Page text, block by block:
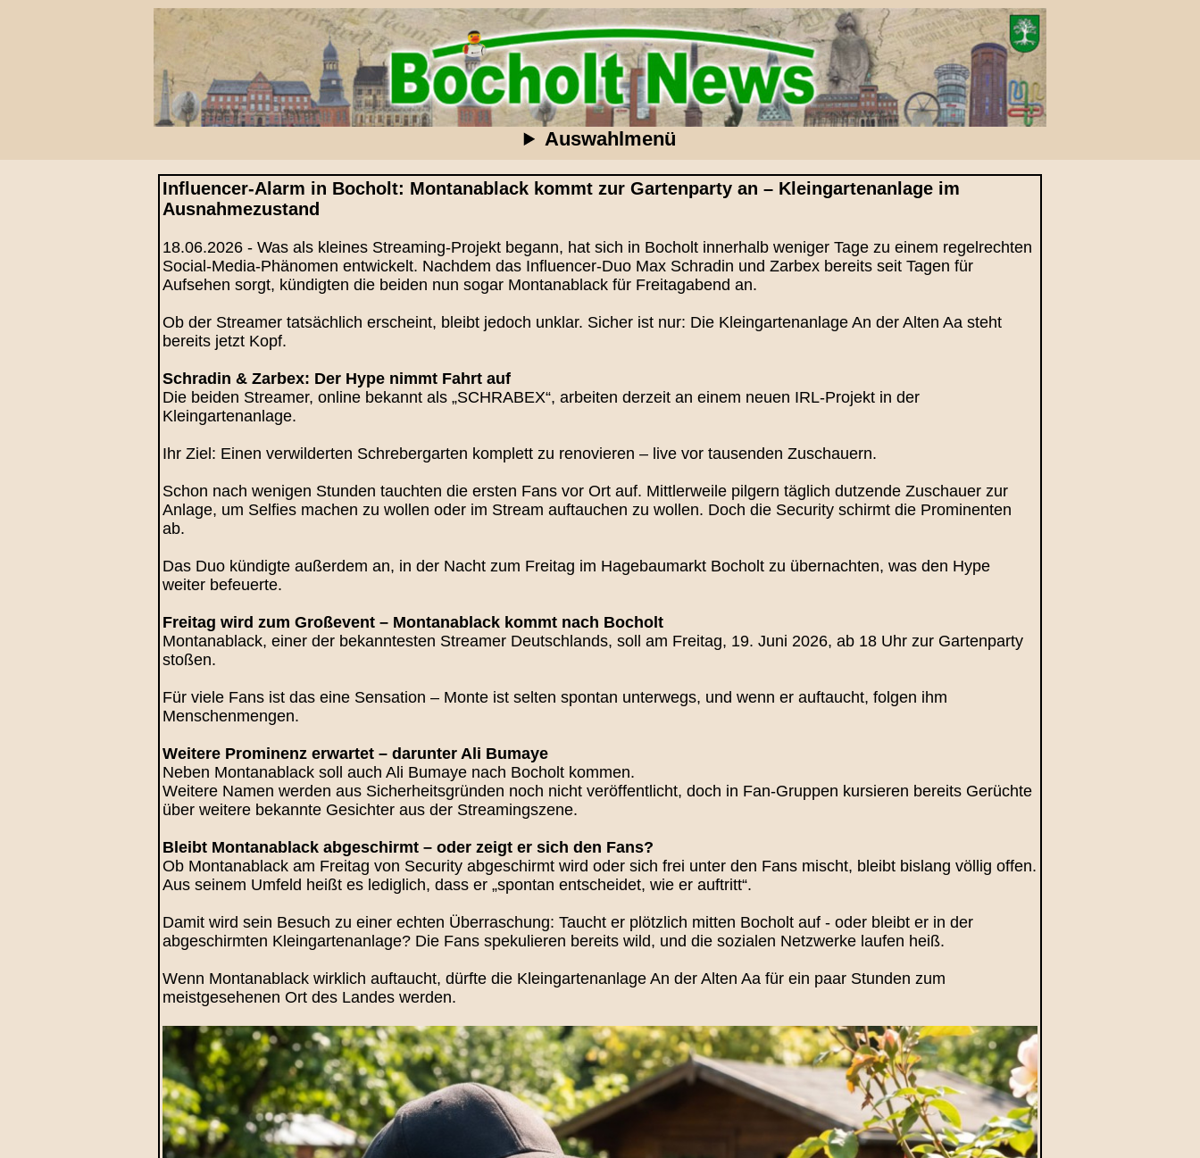
Auswahlmenü
Influencer‑Alarm in Bocholt: Montanablack kommt zur Gartenparty an – Kleingartenanlage im
Ausnahmezustand
18.06.2026 - Was als kleines Streaming‑Projekt begann, hat sich in Bocholt innerhalb weniger Tage zu einem regelrechten
Social‑Media‑Phänomen entwickelt. Nachdem das Influencer‑Duo Max Schradin und Zarbex bereits seit Tagen für
Aufsehen sorgt, kündigten die beiden nun sogar Montanablack für Freitagabend an.
Ob der Streamer tatsächlich erscheint, bleibt jedoch unklar. Sicher ist nur: Die Kleingartenanlage An der Alten Aa steht
bereits jetzt Kopf.
Schradin & Zarbex: Der Hype nimmt Fahrt auf
Die beiden Streamer, online bekannt als „SCHRABEX“, arbeiten derzeit an einem neuen IRL‑Projekt in der
Kleingartenanlage.
Ihr Ziel: Einen verwilderten Schrebergarten komplett zu renovieren – live vor tausenden Zuschauern.
Schon nach wenigen Stunden tauchten die ersten Fans vor Ort auf. Mittlerweile pilgern täglich dutzende Zuschauer zur
Anlage, um Selfies machen zu wollen oder im Stream auftauchen zu wollen. Doch die Security schirmt die Prominenten
ab.
Das Duo kündigte außerdem an, in der Nacht zum Freitag im Hagebaumarkt Bocholt zu übernachten, was den Hype
weiter befeuerte.
Freitag wird zum Großevent – Montanablack kommt nach Bocholt
Montanablack, einer der bekanntesten Streamer Deutschlands, soll am Freitag, 19. Juni 2026, ab 18 Uhr zur Gartenparty
stoßen.
Für viele Fans ist das eine Sensation – Monte ist selten spontan unterwegs, und wenn er auftaucht, folgen ihm
Menschenmengen.
Weitere Prominenz erwartet – darunter Ali Bumaye
Neben Montanablack soll auch Ali Bumaye nach Bocholt kommen.
Weitere Namen werden aus Sicherheitsgründen noch nicht veröffentlicht, doch in Fan‑Gruppen kursieren bereits Gerüchte
über weitere bekannte Gesichter aus der Streamingszene.
Bleibt Montanablack abgeschirmt – oder zeigt er sich den Fans?
Ob Montanablack am Freitag von Security abgeschirmt wird oder sich frei unter den Fans mischt, bleibt bislang völlig offen.
Aus seinem Umfeld heißt es lediglich, dass er „spontan entscheidet, wie er auftritt“.
Damit wird sein Besuch zu einer echten Überraschung: Taucht er plötzlich mitten Bocholt auf - oder bleibt er in der
abgeschirmten Kleingartenanlage? Die Fans spekulieren bereits wild, und die sozialen Netzwerke laufen heiß.
Wenn Montanablack wirklich auftaucht, dürfte die Kleingartenanlage An der Alten Aa für ein paar Stunden zum
meistgesehenen Ort des Landes werden.